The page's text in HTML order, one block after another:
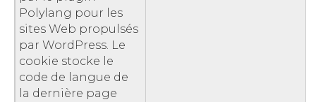
Polylang pour les
sites Web propulsés
par WordPress. Le
cookie stocke le
code de langue de
la dernière page